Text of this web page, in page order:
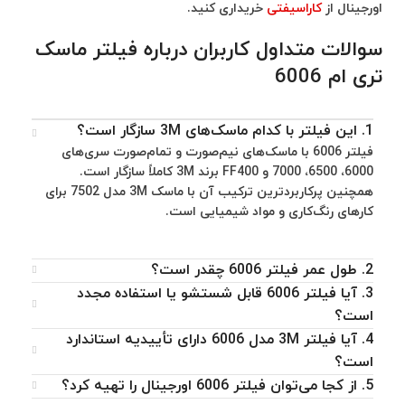
اورجینال ازکاراسیفتی خریداری کنید.
سوالات متداول کاربران درباره فیلتر ماسک
تری ام 6006
1. این فیلتر با کدام ماسک‌های 3M سازگار است؟
فیلتر 6006 با ماسک‌های نیم‌صورت و تمام‌صورت سری‌های
6000، 6500، 7000 و FF400 برند 3M کاملاً سازگار است.
همچنین پرکاربردترین ترکیب آن با ماسک 3M مدل 7502 برای
کارهای رنگ‌کاری و مواد شیمیایی است.
2. طول عمر فیلتر 6006 چقدر است؟
3. آیا فیلتر 6006 قابل شستشو یا استفاده مجدد
است؟
4. آیا فیلتر 3M مدل 6006 دارای تأییدیه استاندارد
است؟
5. از کجا می‌توان فیلتر 6006 اورجینال را تهیه کرد؟